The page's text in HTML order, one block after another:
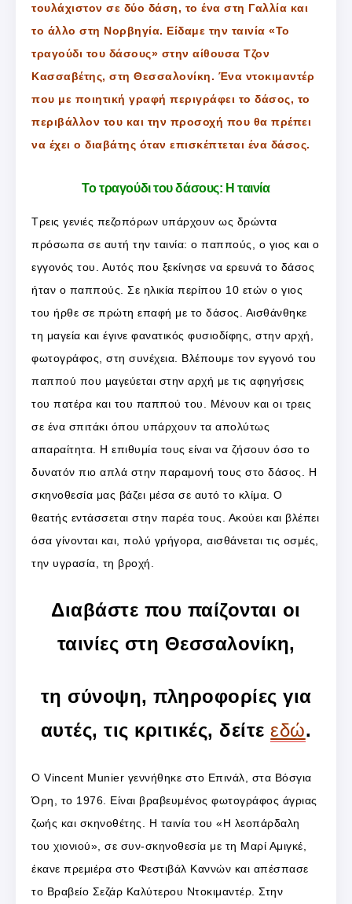
τουλάχιστον σε δύο δάση, το ένα στη Γαλλία και
το άλλο στη Νορβηγία. Είδαμε την ταινία «Το
τραγούδι του δάσους» στην αίθουσα Τζον
Κασσαβέτης, στη Θεσσαλονίκη. Ένα ντοκιμαντέρ
που με ποιητική γραφή περιγράφει το δάσος, το
περιβάλλον του και την προσοχή που θα πρέπει
να έχει ο διαβάτης όταν επισκέπτεται ένα δάσος.
Το τραγούδι του δάσους: Η ταινία
Τρεις γενιές πεζοπόρων υπάρχουν ως δρώντα
πρόσωπα σε αυτή την ταινία: ο παππούς, ο γιος και ο
εγγονός του. Αυτός που ξεκίνησε να ερευνά το δάσος
ήταν ο παππούς. Σε ηλικία περίπου 10 ετών ο γιος
του ήρθε σε πρώτη επαφή με το δάσος. Αισθάνθηκε
τη μαγεία και έγινε φανατικός φυσιοδίφης, στην αρχή,
φωτογράφος, στη συνέχεια. Βλέπουμε τον εγγονό του
παππού που μαγεύεται στην αρχή με τις αφηγήσεις
του πατέρα και του παππού του. Μένουν και οι τρεις
σε ένα σπιτάκι όπου υπάρχουν τα απολύτως
απαραίτητα. Η επιθυμία τους είναι να ζήσουν όσο το
δυνατόν πιο απλά στην παραμονή τους στο δάσος. Η
σκηνοθεσία μας βάζει μέσα σε αυτό το κλίμα. Ο
θεατής εντάσσεται στην παρέα τους. Ακούει και βλέπει
όσα γίνονται και, πολύ γρήγορα, αισθάνεται τις οσμές,
την υγρασία, τη βροχή.
Διαβάστε που παίζονται οι
ταινίες στη Θεσσαλονίκη,
τη σύνοψη, πληροφορίες για
αυτές, τις κριτικές, δείτεεδώ.
Ο Vincent Munier γεννήθηκε στο Επινάλ, στα Βόσγια
Όρη, το 1976. Είναι βραβευμένος φωτογράφος άγριας
ζωής και σκηνοθέτης. Η ταινία του «Η λεοπάρδαλη
του χιονιού», σε συν-σκηνοθεσία με τη Μαρί Αμιγκέ,
έκανε πρεμιέρα στο Φεστιβάλ Καννών και απέσπασε
το Βραβείο Σεζάρ Καλύτερου Ντοκιμαντέρ. Στην